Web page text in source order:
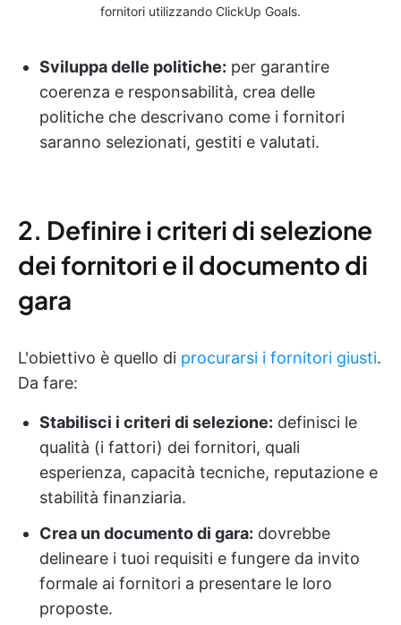
fornitori utilizzando ClickUp Goals.
Sviluppa delle politiche: per garantire
coerenza e responsabilità, crea delle
politiche che descrivano come i fornitori
saranno selezionati, gestiti e valutati.
2. Definire i criteri di selezione
dei fornitori e il documento di
gara
L'obiettivo è quello di procurarsi i fornitori giusti.
Da fare:
Stabilisci i criteri di selezione: definisci le
qualità (i fattori) dei fornitori, quali
esperienza, capacità tecniche, reputazione e
stabilità finanziaria.
Crea un documento di gara: dovrebbe
delineare i tuoi requisiti e fungere da invito
formale ai fornitori a presentare le loro
proposte.